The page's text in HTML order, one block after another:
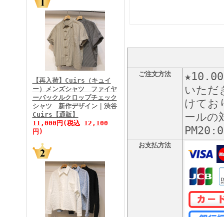
FINEBOYS2026年6月号
FINEBOYS2026年5月号
【再入荷】Cuirs（キュイ
ー）メンズシャツ ファイヤ
ーバックルクロップチェック
シャツ 新作デザイン｜渋谷
Cuirs【通販】
11,000円(税込 12,100
円)
ご注文方法
いただ
けてお
ールの
お支払方法